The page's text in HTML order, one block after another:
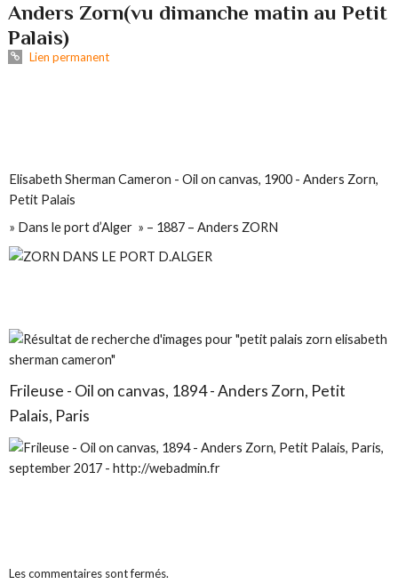
Anders Zorn(vu dimanche matin au Petit
Palais)
Lien permanent
Elisabeth Sherman Cameron - Oil on canvas, 1900 - Anders Zorn,
Petit Palais
» Dans le port d’Alger » – 1887 – Anders ZORN
Frileuse - Oil on canvas, 1894 - Anders Zorn, Petit
Palais, Paris
Les commentaires sont fermés.